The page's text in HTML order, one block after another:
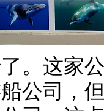
。这家
公司，